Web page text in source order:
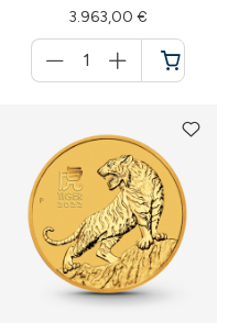
3.963,00 €
für
Warenkorb